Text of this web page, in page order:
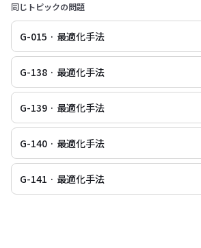
同じトピックの問題
G-015 · 最適化手法
G-138 · 最適化手法
G-139 · 最適化手法
G-140 · 最適化手法
G-141 · 最適化手法